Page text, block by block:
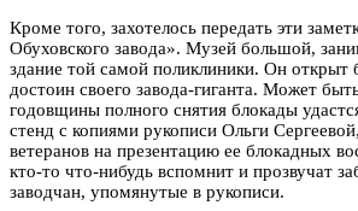
Кроме того, захотелось передать эти
Обуховского завода». Музей большой,
здание той самой поликлиники. Он открыт
достоин своего завода-гиганта. Может
годовщины полного снятия блокады
стенд с копиями рукописи Ольги
ветеранов на презентацию ее блокадных
кто-то что-нибудь вспомнит и прозвучат
заводчан, упомянутые в рукописи.